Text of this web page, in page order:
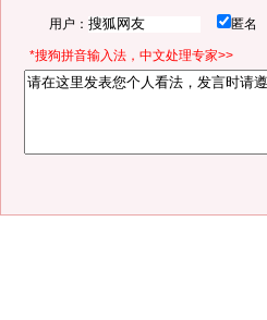
用户： 匿名
*搜狗拼音输入法，中文处理专家>>